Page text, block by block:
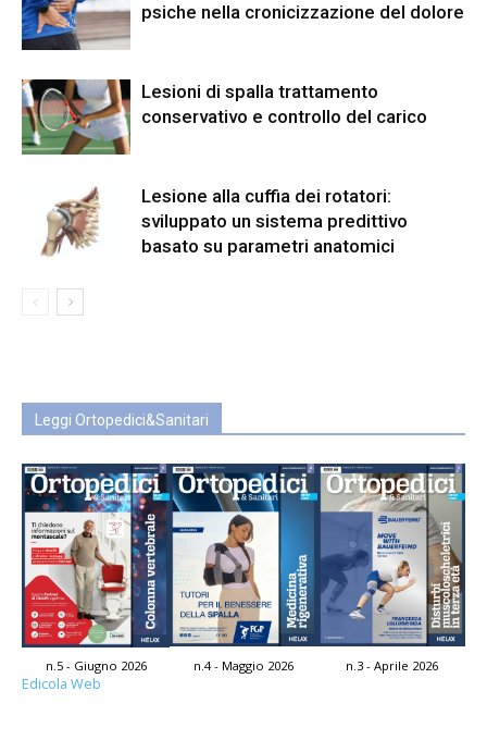
psiche nella cronicizzazione del dolore
Lesioni di spalla trattamento
conservativo e controllo del carico
Lesione alla cuffia dei rotatori:
sviluppato un sistema predittivo
basato su parametri anatomici
Leggi Ortopedici&Sanitari
n.5 - Giugno 2026 n.4 - Maggio 2026 n.3 - Aprile 2026
Edicola Web